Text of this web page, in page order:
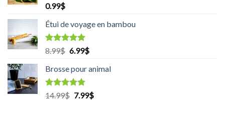
Rated
out of 5
0.99$
Étui de voyage en bambou
Rated 5.00
out of 5
8.99$ Original
was:
8.99$.
6.99$Current
is:
Brosse pour animal
Rated5.00
out of 5
14.99$ Original
7.99$Current